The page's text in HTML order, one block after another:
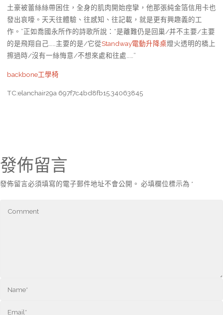
土豪被蕾絲絲帶困住，全身的肌肉開始痙攣，他那張純金箔信用卡也
發出哀嚎。天天往體驗、往感知、往記載，就是更有興趣義的工
作。”正如喬國永所作的詩歌所說：“是離難仍是回巢/并不主要/主要
的是飛翔自己……主要的是/它從Standway電動升降桌燈火透明的橋上
擦過時/沒有一絲悔意/不想來處和往處……”
backbone工學椅
TC:elanchair29a 697f7c4bd8fb15.34063845
發佈留言
發佈留言必須填寫的電子郵件地址不會公開。 必填欄位標示為 *